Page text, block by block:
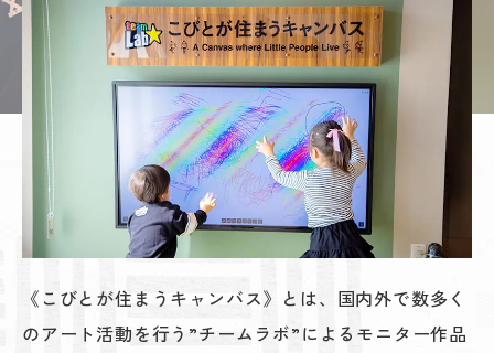
《こびとが住まうキャンバス》とは、国内外で数多く
のアート活動を行う”チームラボ”によるモニター作品